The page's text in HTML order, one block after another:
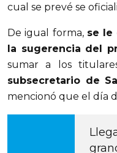
cual se prevé se
De igual forma, se le
la sugerencia del
sumar a los
subsecretario de
mencionó que el día